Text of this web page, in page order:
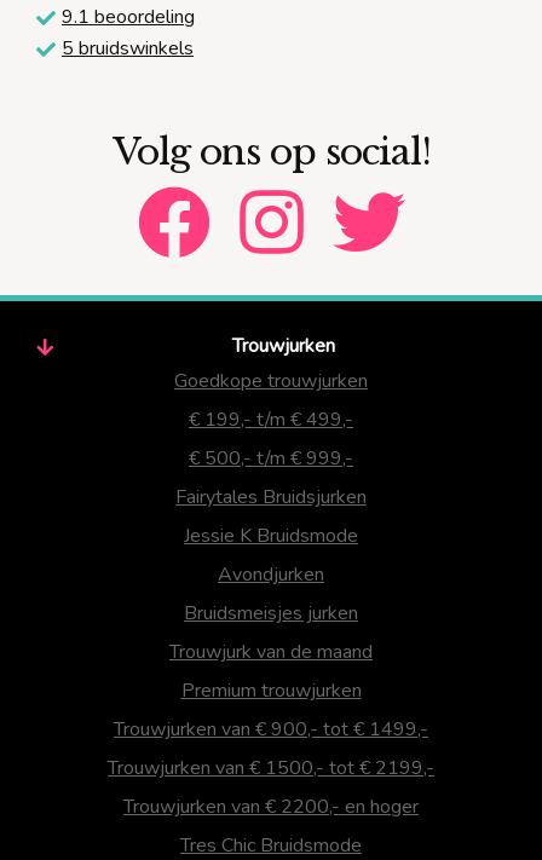
9.1 beoordeling
5 bruidswinkels
Volg ons op social!
Trouwjurken
Goedkope trouwjurken
€ 199,- t/m € 499,-
€ 500,- t/m € 999,-
Fairytales Bruidsjurken
Jessie K Bruidsmode
Avondjurken
Bruidsmeisjes jurken
Trouwjurk van de maand
Premium trouwjurken
Trouwjurken van € 900,- tot € 1499,-
Trouwjurken van € 1500,- tot € 2199,-
Trouwjurken van € 2200,- en hoger
Tres Chic Bruidsmode